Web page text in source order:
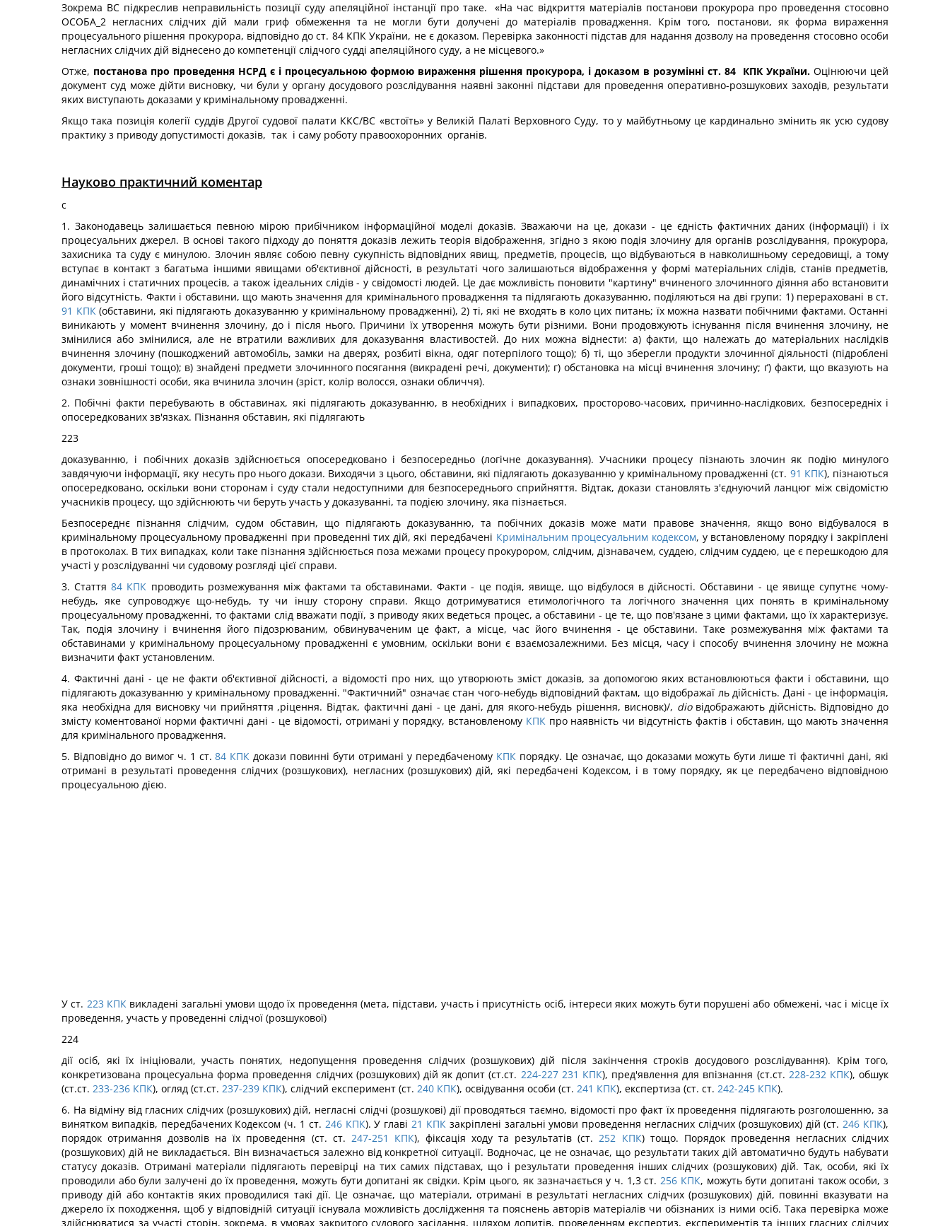
Зокрема ВС підкреслив неправильність позиції суду апеляційної інстанції про таке. «На час відкриття матеріалів постанови прокурора про проведення стосовно
ОСОБА_2 негласних слідчих дій мали гриф обмеження та не могли бути долучені до матеріалів провадження. Крім того, постанови, як форма вираження
процесуального рішення прокурора, відповідно до ст. 84 КПК України, не є доказом. Перевірка законності підстав для надання дозволу на проведення стосовно особи
негласних слідчих дій віднесено до компетенції слідчого судді апеляційного суду, а не місцевого.»
Отже, постанова про проведення НСРД є і процесуальною формою вираження рішення прокурора, і доказом в розумінні ст. 84 КПК України. Оцінюючи цей
документ суд може дійти висновку, чи були у органу досудового розслідування наявні законні підстави для проведення оперативно-розшукових заходів, результати
яких виступають доказами у кримінальному провадженні.
Якщо така позиція колегії суддів Другої судової палати ККС/ВС «встоїть» у Великій Палаті Верховного Суду, то у майбутньому це кардинально змінить як усю судову
практику з приводу допустимості доказів, так і саму роботу правоохоронних органів.
Науково практичний коментар
с
1. Законодавець залишається певною мірою прибічником інформаційної моделі доказів. Зважаючи на це, докази - це єдність фактичних даних (інформації) і їх
процесуальних джерел. В основі такого підходу до поняття доказів лежить теорія відображення, згідно з якою подія злочину для органів розслідування, прокурора,
захисника та суду є минулою. Злочин являє собою певну сукупність відповідних явищ, предметів, процесів, що відбуваються в навколишньому середовищі, а тому
вступає в контакт з багатьма іншими явищами об'єктивної дійсності, в результаті чого залишаються відображення у формі матеріальних слідів, станів предметів,
динамічних і статичних процесів, а також ідеальних слідів - у свідомості людей. Це дає можливість поновити "картину" вчиненого злочинного діяння або встановити
його відсутність. Факти і обставини, що мають значення для кримінального провадження та підлягають доказуванню, поділяються на дві групи: 1) перераховані в ст.
91 КПК(обставини, які підлягають доказуванню у кримінальному провадженні), 2) ті, які не входять в коло цих питань; їх можна назвати побічними фактами. Останні
виникають у момент вчинення злочину, до і після нього. Причини їх утворення можуть бути різними. Вони продовжують існування після вчинення злочину, не
змінилися або змінилися, але не втратили важливих для доказування властивостей. До них можна віднести: а) факти, що належать до матеріальних наслідків
вчинення злочину (пошкоджений автомобіль, замки на дверях, розбиті вікна, одяг потерпілого тощо); б) ті, що зберегли продукти злочинної діяльності (підроблені
документи, гроші тощо); в) знайдені предмети злочинного посягання (викрадені речі, документи); г) обстановка на місці вчинення злочину; ґ) факти, що вказують на
ознаки зовнішності особи, яка вчинила злочин (зріст, колір волосся, ознаки обличчя).
2. Побічні факти перебувають в обставинах, які підлягають доказуванню, в необхідних і випадкових, просторово-часових, причинно-наслідкових, безпосередніх і
опосередкованих зв'язках. Пізнання обставин, які підлягають
223
доказуванню, і побічних доказів здійснюється опосередковано і безпосередньо (логічне доказування). Учасники процесу пізнають злочин як подію минулого
завдячуючи інформації, яку несуть про нього докази. Виходячи з цього, обставини, які підлягають доказуванню у кримінальному провадженні (ст. 91 КПК), пізнаються
опосередковано, оскільки вони сторонам і суду стали недоступними для безпосереднього сприйняття. Відтак, докази становлять з'єднуючий ланцюг між свідомістю
учасників процесу, що здійснюють чи беруть участь у доказуванні, та подією злочину, яка пізнається.
Безпосереднє пізнання слідчим, судом обставин, що підлягають доказуванню, та побічних доказів може мати правове значення, якщо воно відбувалося в
кримінальному процесуальному провадженні при проведенні тих дій, які передбачені Кримінальним процесуальним кодексом, у встановленому порядку і закріплені
в протоколах. В тих випадках, коли таке пізнання здійснюється поза межами процесу прокурором, слідчим, дізнавачем, суддею, слідчим суддею, це є перешкодою для
участі у розслідуванні чи судовому розгляді цієї справи.
3. Стаття 84 КПК проводить розмежування між фактами та обставинами. Факти - це подія, явище, що відбулося в дійсності. Обставини - це явище супутнє чому-
небудь, яке супроводжує що-небудь, ту чи іншу сторону справи. Якщо дотримуватися етимологічного та логічного значення цих понять в кримінальному
процесуальному провадженні, то фактами слід вважати події, з приводу яких ведеться процес, а обставини - це те, що пов'язане з цими фактами, що їх характеризує.
Так, подія злочину і вчинення його підозрюваним, обвинуваченим це факт, а місце, час його вчинення - це обставини. Таке розмежування між фактами та
обставинами у кримінальному процесуальному провадженні є умовним, оскільки вони є взаємозалежними. Без місця, часу і способу вчинення злочину не можна
визначити факт установленим.
4. Фактичні дані - це не факти об'єктивної дійсності, а відомості про них, що утворюють зміст доказів, за допомогою яких встановлюються факти і обставини, що
підлягають доказуванню у кримінальному провадженні. "Фактичний" означає стан чого-небудь відповідний фактам, що відображаї ль дійсність. Дані - це інформація,
яка необхідна для висновку чи прийняття ,ріцення. Відтак, фактичні дані - це дані, для якого-небудь рішення, висновк)/, dio відображають дійсність. Відповідно до
змісту коментованої норми фактичні дані - це відомості, отримані у порядку, встановленому КПКпро наявність чи відсутність фактів і обставин, що мають значення
для кримінального провадження.
5. Відповідно до вимог ч. 1 ст. 84 КПК докази повинні бути отримані у передбаченому КПКпорядку. Це означає, що доказами можуть бути лише ті фактичні дані, які
отримані в результаті проведення слідчих (розшукових), негласних (розшукових) дій, які передбачені Кодексом, і в тому порядку, як це передбачено відповідною
процесуальною дією.
У ст. 223 КПКвикладені загальні умови щодо їх проведення (мета, підстави, участь і присутність осіб, інтереси яких можуть бути порушені або обмежені, час і місце їх
проведення, участь у проведенні слідчої (розшукової)
224
дії осіб, які їх ініціювали, участь понятих, недопущення проведення слідчих (розшукових) дій після закінчення строків досудового розслідування). Крім того,
конкретизована процесуальна форма проведення слідчих (розшукових) дій як допит (ст.ст. 224-227 231 КПК), пред'явлення для впізнання (ст.ст. 228-232 КПК), обшук
(ст.ст. 233-236 КПК), огляд (ст.ст. 237-239 КПК), слідчий експеримент (ст. 240 КПК), освідування особи (ст. 241 КПК), експертиза (ст. ст. 242-245 КПК).
6. На відміну від гласних слідчих (розшукових) дій, негласні слідчі (розшукові) дії проводяться таємно, відомості про факт їх проведення підлягають розголошенню, за
винятком випадків, передбачених Кодексом (ч. 1 ст. 246 КПК). У главі 21 КПКзакріплені загальні умови проведення негласних слідчих (розшукових) дій (ст. 246 КПК),
порядок отримання дозволів на їх проведення (ст. ст. 247-251 КПК), фіксація ходу та результатів (ст. 252 КПК) тощо. Порядок проведення негласних слідчих
(розшукових) дій не викладається. Він визначається залежно від конкретної ситуації. Водночас, це не означає, що результати таких дій автоматично будуть набувати
статусу доказів. Отримані матеріали підлягають перевірці на тих самих підставах, що і результати проведення інших слідчих (розшукових) дій. Так, особи, які їх
проводили або були залучені до їх проведення, можуть бути допитані як свідки. Крім цього, як зазначається у ч. 1,3 ст. 256 КПК, можуть бути допитані також особи, з
приводу дій або контактів яких проводилися такі дії. Це означає, що матеріали, отримані в результаті негласних слідчих (розшукових) дій, повинні вказувати на
джерело їх походження, щоб у відповідній ситуації існувала можливість дослідження та пояснень авторів матеріалів чи обізнаних із ними осіб. Така перевірка може
здійснюватися за участі сторін, зокрема, в умовах закритого судового засідання, шляхом допитів, проведенням експертиз, експериментів та інших гласних слідчих